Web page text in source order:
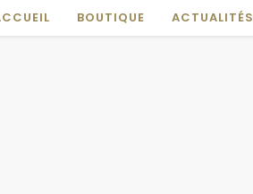
BOUTIQUE ACTUALITÉS